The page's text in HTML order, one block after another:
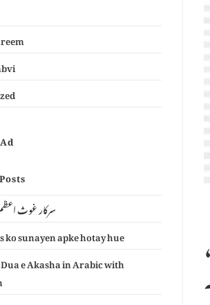
، مومنین جنت میں وہ مقام حاصل کر سکتے ہیں جس کا اللہ نے
سرکار غوث
ko sunayen apke hotay hue